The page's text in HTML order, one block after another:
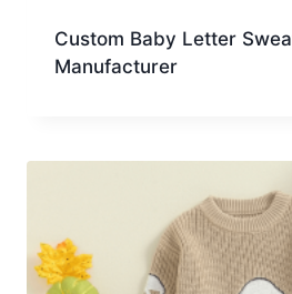
Custom Baby Letter
Manufacturer